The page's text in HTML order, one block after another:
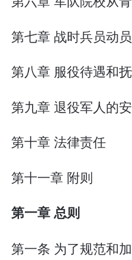
第七章 战时兵员动员
第八章 服役待遇和
第九章 退役军人的
第十章 法律责任
第十一章 附则
第一章 总则
第一条 为了规范和